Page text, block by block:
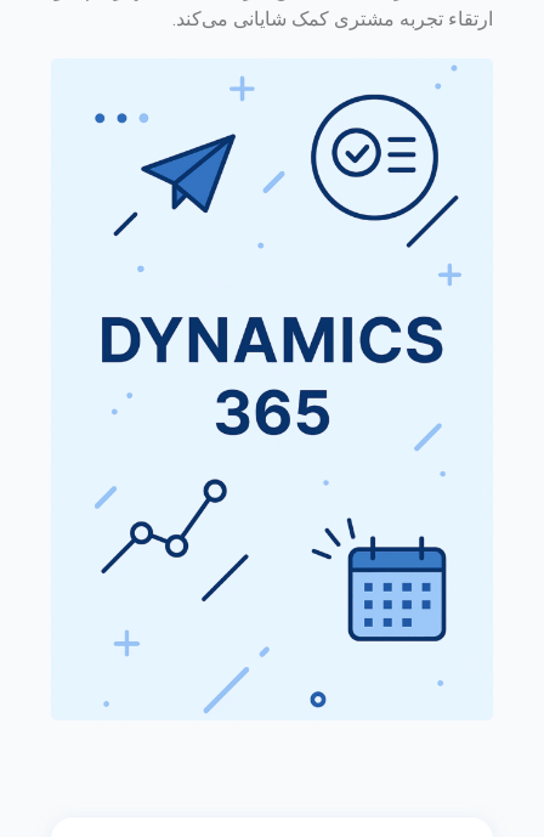
ارتقاء تجربه مشتری کمک شایانی می‌کند.